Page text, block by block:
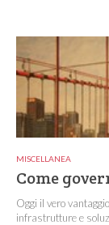
MISCELLANEA
Come
Oggi il vero
infrastrutture e